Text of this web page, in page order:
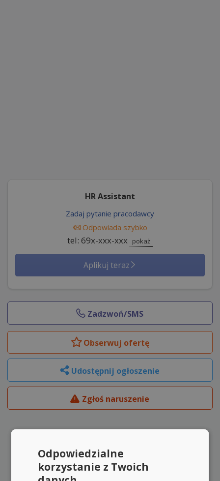
HR Assistant
Zadaj pytanie pracodawcy
Odpowiada szybko
tel: 69x-xxx-xxx pokaż
Aplikuj teraz
Zadzwoń/SMS
Obserwuj ofertę
Udostępnij ogłoszenie
Zgłoś naruszenie
Odpowiedzialne
korzystanie z Twoich